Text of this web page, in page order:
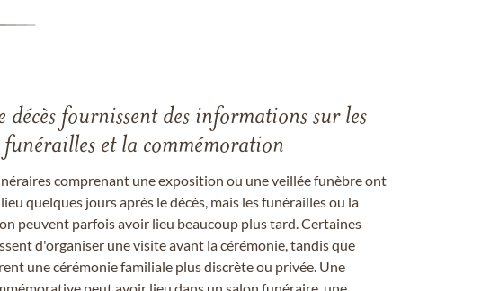
décès fournissent des informations sur les
funérailles et la commémoration
comprenant une exposition ou une veillée funèbre ont
quelques jours après le décès, mais les funérailles ou la
peuvent parfois avoir lieu beaucoup plus tard. Certaines
d'organiser une visite avant la cérémonie, tandis que
une cérémonie familiale plus discrète ou privée. Une